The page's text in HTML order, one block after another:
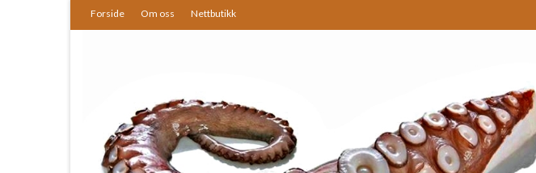
Forside Om oss Nettbutikk